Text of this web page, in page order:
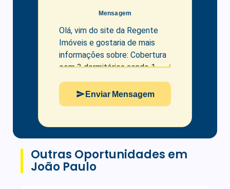
Mensagem
Enviar Mensagem
Outras Oportunidades em
João Paulo